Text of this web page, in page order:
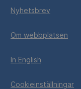
Nyhetsbrev
Om webbplatsen
In English
Cookieinställningar